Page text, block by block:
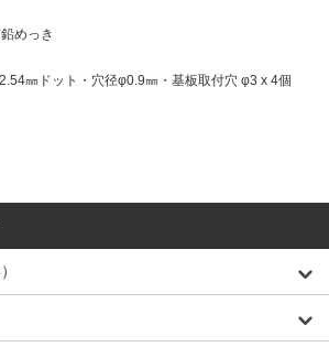
めっき
㎜ドット・穴径φ0.9㎜・基板取付穴 φ3 x 4個